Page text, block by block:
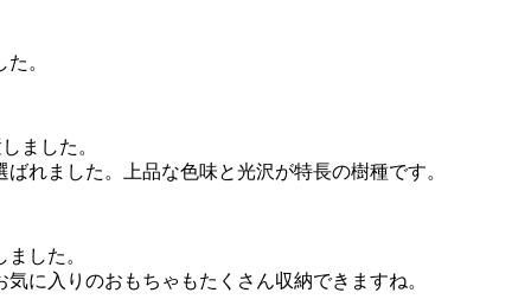
。
ました。
れました。上品な色味と光沢が特長の樹種です。
した。
に入りのおもちゃもたくさん収納できますね。